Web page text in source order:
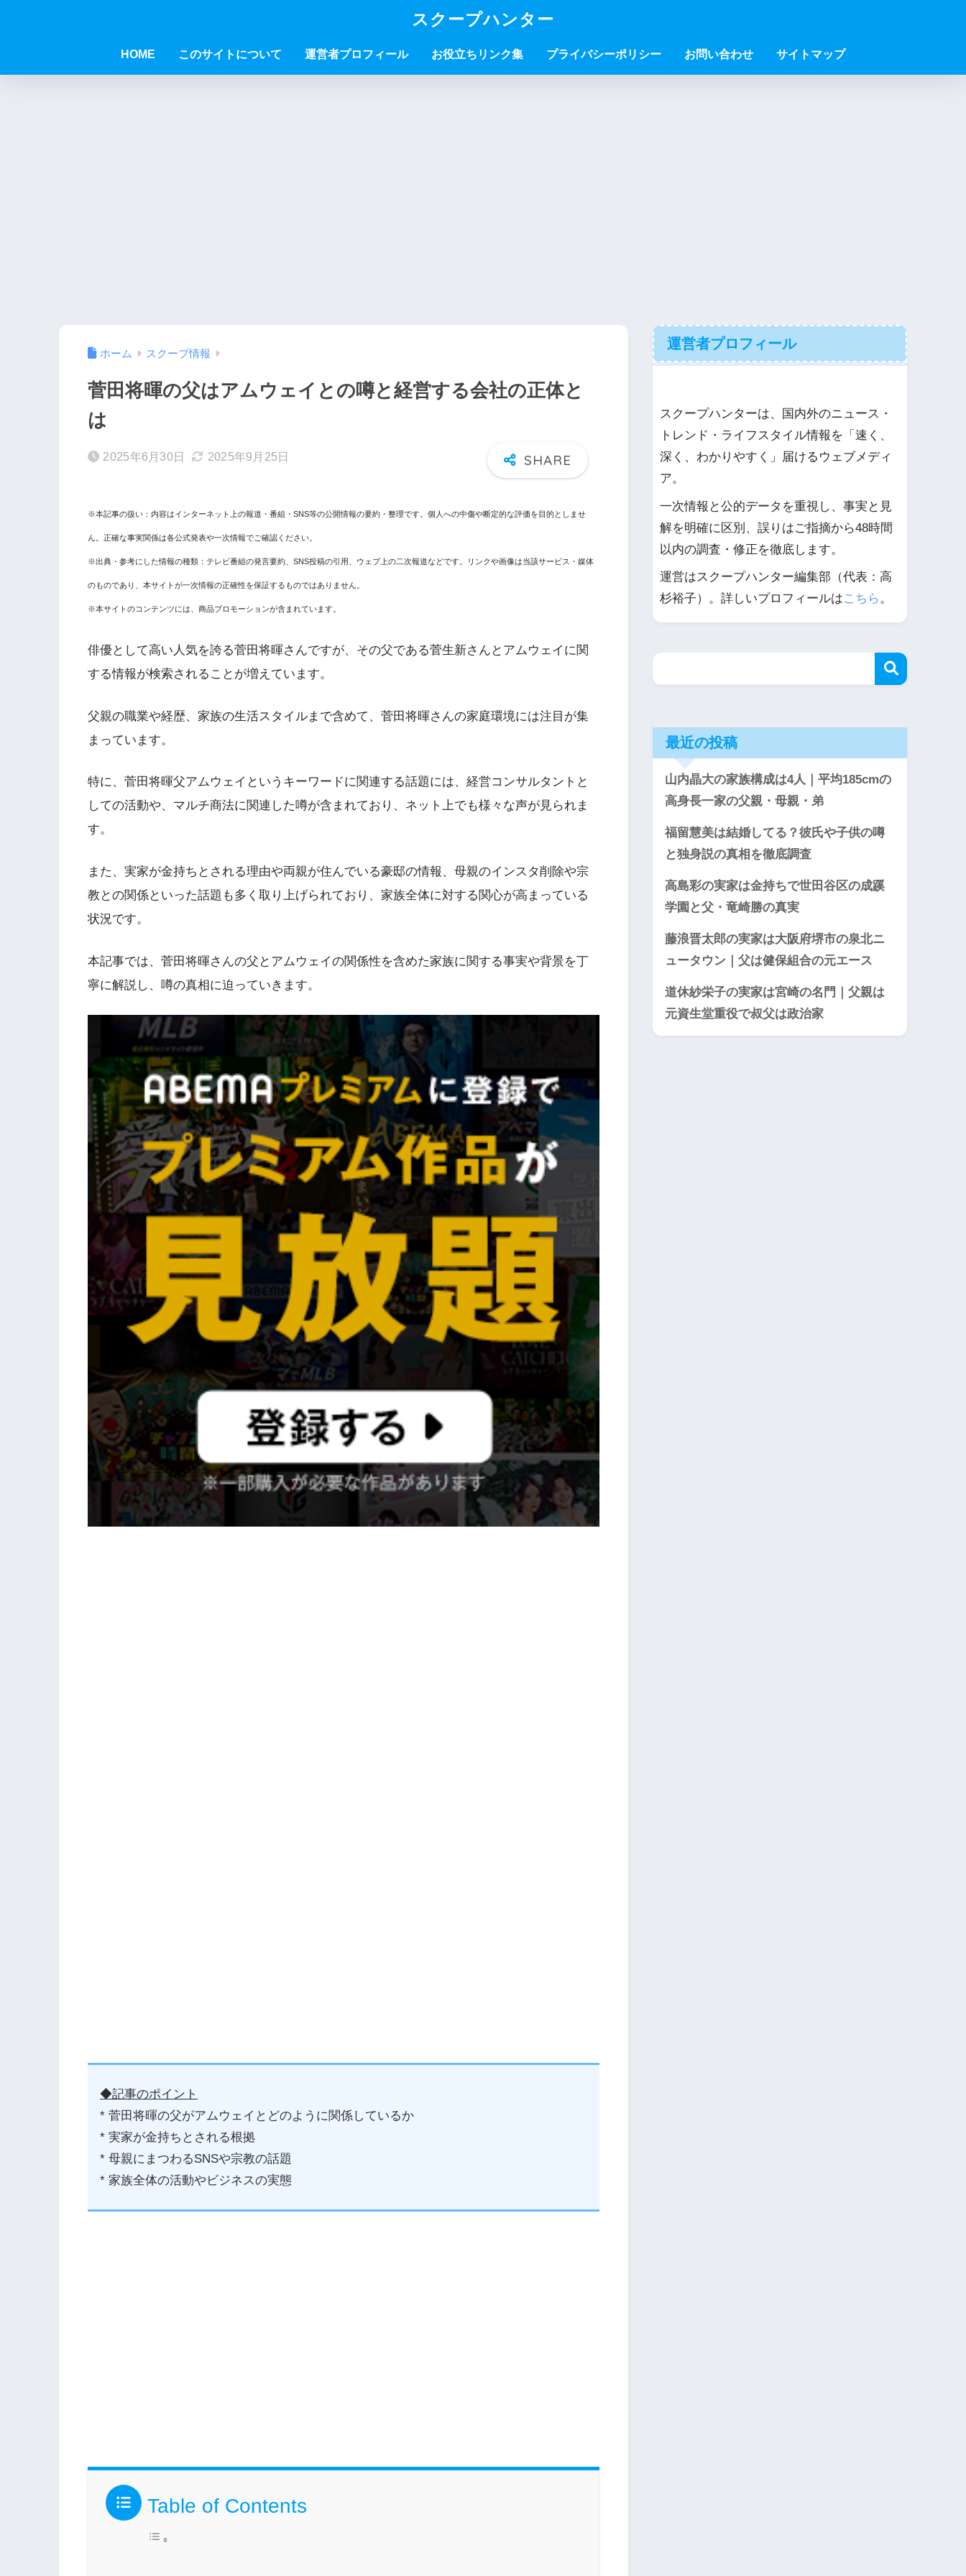
スクープハンター
HOME このサイトについて 運営者プロフィール お役立ちリンク集 プライバシーポリシー お問い合わせ サイトマップ
ホーム スクープ情報
菅田将暉の父はアムウェイとの噂と経営する会社の正体と
は
2025年6月30日 2025年9月25日
※本記事の扱い：内容はインターネット上の報道・番組・SNS等の公開情報の要約・整理です。個人への中傷や断定的な評価を目的としませ
ん。正確な事実関係は各公式発表や一次情報でご確認ください。
※出典・参考にした情報の種類：テレビ番組の発言要約、SNS投稿の引用、ウェブ上の二次報道などです。リンクや画像は当該サービス・媒体
のものであり、本サイトが一次情報の正確性を保証するものではありません。
※本サイトのコンテンツには、商品プロモーションが含まれています。
俳優として高い人気を誇る菅田将暉さんですが、その父である菅生新さんとアムウェイに関
する情報が検索されることが増えています。
父親の職業や経歴、家族の生活スタイルまで含めて、菅田将暉さんの家庭環境には注目が集
まっています。
特に、菅田将暉父アムウェイというキーワードに関連する話題には、経営コンサルタントと
しての活動や、マルチ商法に関連した噂が含まれており、ネット上でも様々な声が見られま
す。
また、実家が金持ちとされる理由や両親が住んでいる豪邸の情報、母親のインスタ削除や宗
教との関係といった話題も多く取り上げられており、家族全体に対する関心が高まっている
状況です。
本記事では、菅田将暉さんの父とアムウェイの関係性を含めた家族に関する事実や背景を丁
寧に解説し、噂の真相に迫っていきます。
◆記事のポイント
* 菅田将暉の父がアムウェイとどのように関係しているか
* 実家が金持ちとされる根拠
* 母親にまつわるSNSや宗教の話題
* 家族全体の活動やビジネスの実態
Table of Contents
運営者プロフィール
スクープハンターは、国内外のニュース・
トレンド・ライフスタイル情報を「速く、
深く、わかりやすく」届けるウェブメディ
ア。
一次情報と公的データを重視し、事実と見
解を明確に区別、誤りはご指摘から48時間
以内の調査・修正を徹底します。
運営はスクープハンター編集部（代表：高
杉裕子）。詳しいプロフィールはこちら。
最近の投稿
山内晶大の家族構成は4人｜平均185cmの
高身長一家の父親・母親・弟
福留慧美は結婚してる？彼氏や子供の噂
と独身説の真相を徹底調査
高島彩の実家は金持ちで世田谷区の成蹊
学園と父・竜崎勝の真実
藤浪晋太郎の実家は大阪府堺市の泉北ニ
ュータウン｜父は健保組合の元エース
道休紗栄子の実家は宮崎の名門｜父親は
元資生堂重役で叔父は政治家